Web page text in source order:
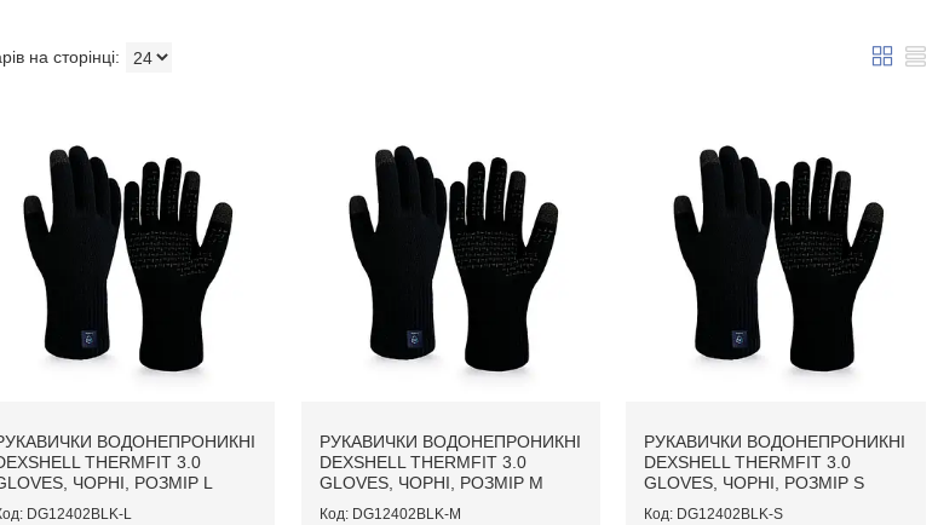
ВОДОНЕПРОНИКНІ
THERMFIT 3.0
ЧОРНІ, РОЗМІР L
DG12402BLK-L
РУКАВИЧКИ ВОДОНЕПРОНИКНІ
DEXSHELL THERMFIT 3.0
GLOVES, ЧОРНІ, РОЗМІР M
DG12402BLK-M
РУКАВИЧКИ ВОДОНЕПРОНИКНІ
DEXSHELL THERMFIT 3.0
GLOVES, ЧОРНІ, РОЗМІР S
DG12402BLK-S